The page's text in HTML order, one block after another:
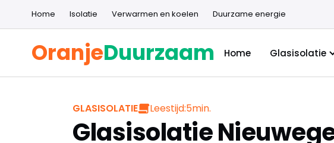
Home Isolatie Verwarmen en koelen Duurzame energie
OranjeDuurzaam Home Glasisolatie
GLASISOLATIE Leestijd:5min.
Glasisolatie